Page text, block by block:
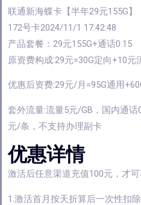
联通新海蝶卡【半年29元155G】
172号卡2024/11/1 17:42:48
产品套餐：29元155G+通话0.15
原资费构成:29元=30G定向+10元
优惠后资费:29元/月=95G通用
套外流量:流量5元/GB，国内通
元/条，不支持办理副卡
优惠详情
激活后任意渠道充值100元，才
1.激活首月按天折算后一次性扣